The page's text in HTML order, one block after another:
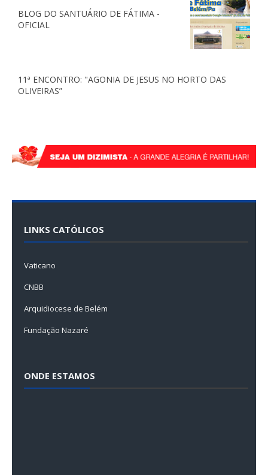
BLOG DO SANTUÁRIO DE FÁTIMA -
OFICIAL
11ª ENCONTRO: "AGONIA DE JESUS NO HORTO DAS
OLIVEIRAS”
LINKS CATÓLICOS
Vaticano
CNBB
Arquidiocese de Belém
Fundação Nazaré
ONDE ESTAMOS